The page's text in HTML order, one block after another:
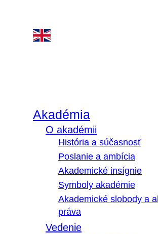
Akadémia
O akadémii
História a súčasnosť
Poslanie a ambícia
Akademické insígnie
Symboly akadémie
Akademické slobody a
práva
Vedenie